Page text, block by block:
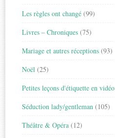
Les règles ont changé (99)
Livres – Chroniques (75)
Mariage et autres réceptions (93)
Noël (25)
Petites leçons d'étiquette en vidéo
Séduction lady/gentleman (105)
Théâtre & Opéra (12)